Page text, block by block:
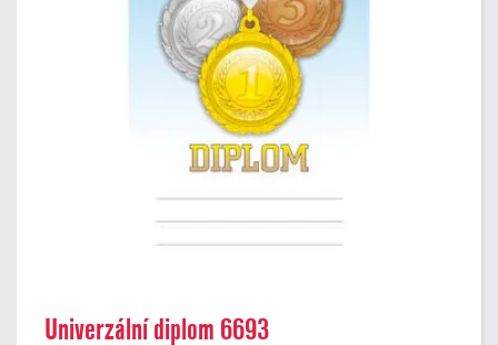
Univerzální diplom 6693